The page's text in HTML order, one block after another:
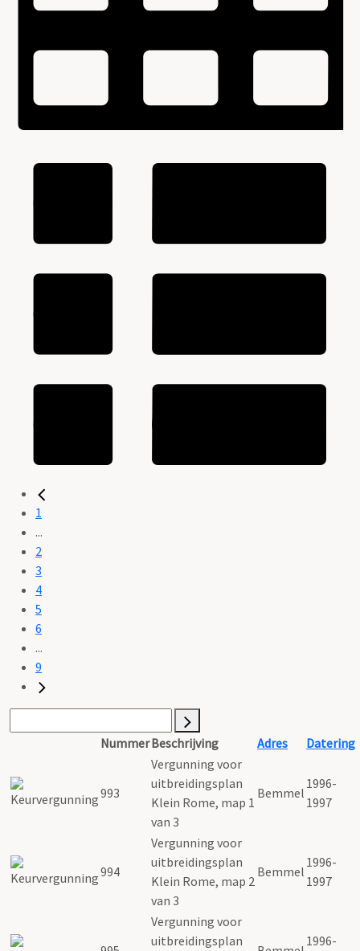
1
...
2
3
4
5
6
...
9
NummerBeschrijving Adres Datering
993
Vergunning voor
uitbreidingsplan
Klein Rome, map 1
van 3
Bemmel
1996-
1997
994
Vergunning voor
uitbreidingsplan
Klein Rome, map 2
van 3
Bemmel
1996-
1997
Vergunning voor
uitbreidingsplan
1996-